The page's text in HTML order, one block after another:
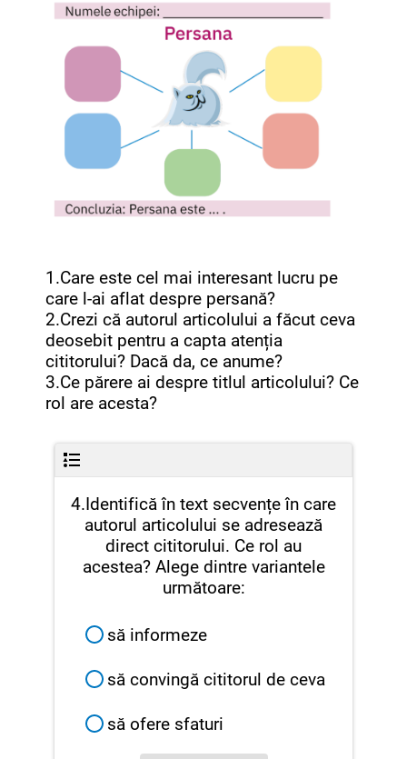
1.Care este cel mai interesant lucru pe
care l-ai aflat despre persană?
2.Crezi că autorul articolului a făcut ceva
deosebit pentru a capta atenția
cititorului? Dacă da, ce anume?
3.Ce părere ai despre titlul articolului? Ce
rol are acesta?
4.Identifică în text secvențe în care
autorul articolului se adresează
direct cititorului. Ce rol au
acestea? Alege dintre variantele
următoare:
să informeze
să convingă cititorul de ceva
să ofere sfaturi